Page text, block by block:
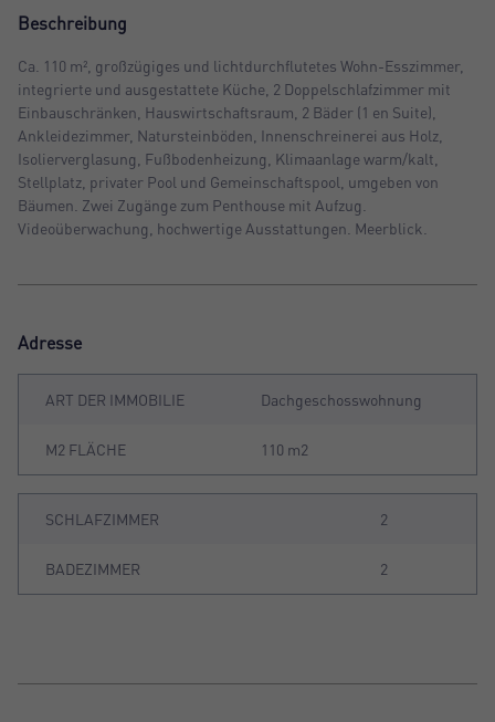
Beschreibung
Ca. 110 m², großzügiges und lichtdurchflutetes Wohn-Esszimmer,
integrierte und ausgestattete Küche, 2 Doppelschlafzimmer mit
Einbauschränken, Hauswirtschaftsraum, 2 Bäder (1 en Suite),
Ankleidezimmer, Natursteinböden, Innenschreinerei aus Holz,
Isolierverglasung, Fußbodenheizung, Klimaanlage warm/kalt,
Stellplatz, privater Pool und Gemeinschaftspool, umgeben von
Bäumen. Zwei Zugänge zum Penthouse mit Aufzug.
Videoüberwachung, hochwertige Ausstattungen. Meerblick.
Adresse
ART DER IMMOBILIE Dachgeschosswohnung
M2 FLÄCHE 110 m2
SCHLAFZIMMER 2
BADEZIMMER 2